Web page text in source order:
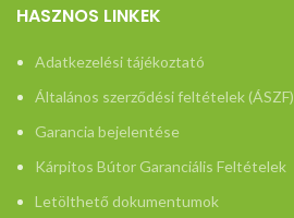
HASZNOS LINKEK
Adatkezelési tájékoztató
Általános szerződési feltételek (ÁSZF)
Garancia bejelentése
Kárpitos Bútor Garanciális Feltételek
Letölthető dokumentumok